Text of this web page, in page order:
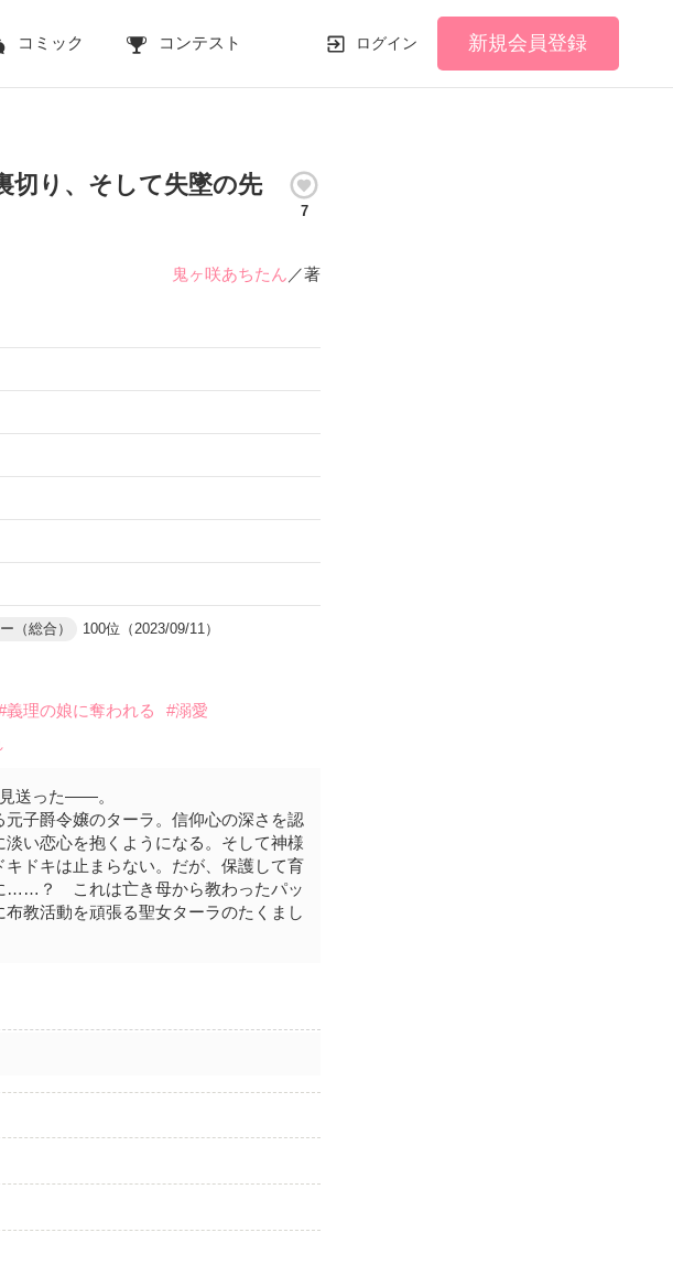
コミック コンテスト ログイン 新規会員登録
切り、そして失墜の先
7
鬼ヶ咲あちたん ／著
（総合） 100位（2023/09/11）
義理の娘に奪われる
#溺愛
送った――。
子爵令嬢のターラ。信仰心の深さを認
い恋心を抱くようになる。そして神様
ドキは止まらない。だが、保護して育
……？ これは亡き母から教わったパッ
教活動を頑張る聖女ターラのたくまし